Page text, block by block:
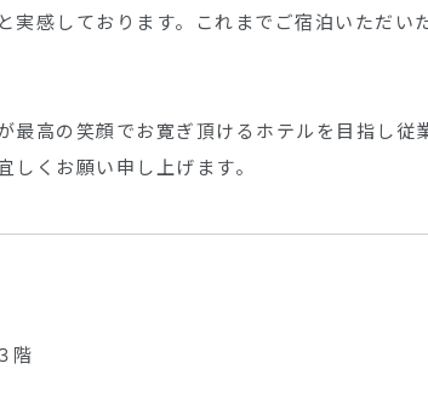
実感しております。これまでご宿泊いただい
最高の笑顔でお寛ぎ頂けるホテルを目指し従
しくお願い申し上げます。
階